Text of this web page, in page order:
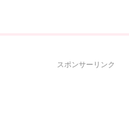
スポンサーリンク